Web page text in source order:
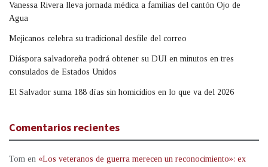
Vanessa Rivera lleva jornada médica a familias del cantón Ojo de
Agua
Mejicanos celebra su tradicional desfile del correo
Diáspora salvadoreña podrá obtener su DUI en minutos en tres
consulados de Estados Unidos
El Salvador suma 188 días sin homicidios en lo que va del 2026
Comentarios recientes
Tom en «Los veteranos de guerra merecen un reconocimiento»: ex